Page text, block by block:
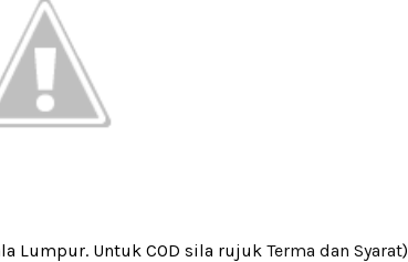
Lumpur. Untuk COD sila rujuk Terma dan Syarat)